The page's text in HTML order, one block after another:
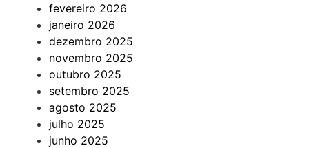
fevereiro 2026
janeiro 2026
dezembro 2025
novembro 2025
outubro 2025
setembro 2025
agosto 2025
julho 2025
junho 2025